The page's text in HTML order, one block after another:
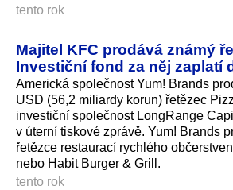
tento rok
Majitel KFC prodává známý
Investiční fond za něj zaplatí
Americká společnost Yum! Brands
USD (56,2 miliardy korun) řetězec
investiční společnost LongRange
v úterní tiskové zprávě. Yum! Brands
řetězce restaurací rychlého
nebo Habit Burger & Grill.
tento rok